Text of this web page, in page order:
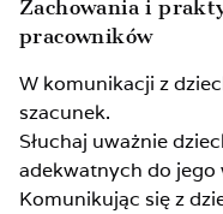
Zachowania i
pracowników
W komunikacji z
szacunek.
Słuchaj uważnie
adekwatnych do jego
Komunikując się z